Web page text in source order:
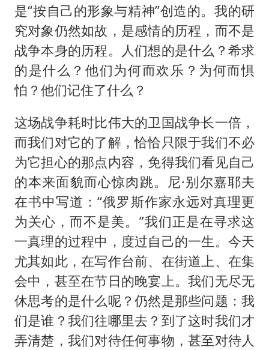
是“按自己的形象与精神”创造的。我的研
究对象仍然如故，是感情的历程，而不是
战争本身的历程。人们想的是什么？希求
的是什么？他们为何而欢乐？为何而惧
怕？他们记住了什么？
这场战争耗时比伟大的卫国战争长一倍，
而我们对它的了解，恰恰只限于我们不必
为它担心的那点内容，免得我们看见自己
的本来面貌而心惊肉跳。尼·别尔嘉耶夫
在书中写道：“俄罗斯作家永远对真理更
为关心，而不是美。”我们正是在寻求这
一真理的过程中，度过自己的一生。今天
尤其如此，在写作台前、在街道上、在集
会中，甚至在节日的晚宴上。我们无尽无
休思考的是什么呢？仍然是那些问题：我
们是谁？我们往哪里去？到了这时我们才
弄清楚，我们对待任何事物，甚至对待人